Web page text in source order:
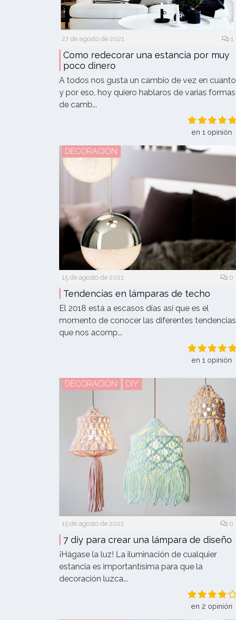
27 de agosto de 2021 1
Como redecorar una estancia por muy
poco dinero
A todos nos gusta un cambio de vez en cuanto
y por eso, hoy quiero hablaros de varias formas
de camb...
en 1 opinión
DECORACIÓN
15 de agosto de 2021 0
Tendencias en lámparas de techo
El 2018 está a escasos días así que es el
momento de conocer las diferentes tendencias
que nos acomp...
en 1 opinión
DECORACIÓN DIY
15 de agosto de 2021 0
7 diy para crear una lámpara de diseño
¡Hágase la luz! La iluminación de cualquier
estancia es importantísima para que la
decoración luzca...
en 2 opinión